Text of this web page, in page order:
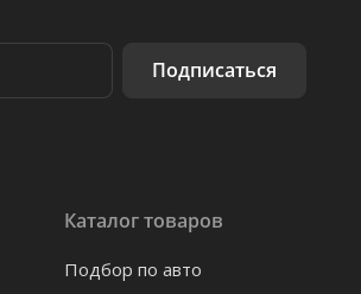
Подписаться
Каталог товаров
Подбор по авто